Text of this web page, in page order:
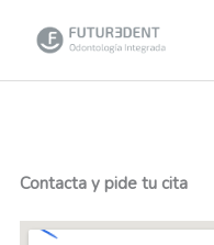
Contacta y pide tu cita